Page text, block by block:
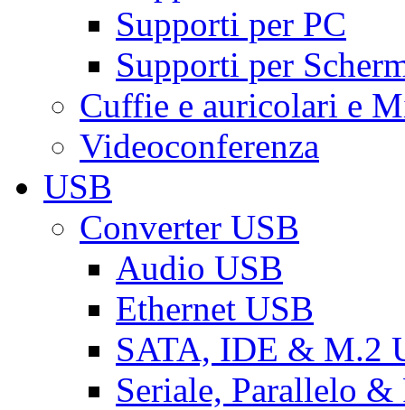
Supporti per PC
Supporti per
Cuffie e auricolari e
Videoconferenza
USB
Converter USB
Audio USB
Ethernet USB
SATA, IDE & M.2
Seriale, Parallelo &